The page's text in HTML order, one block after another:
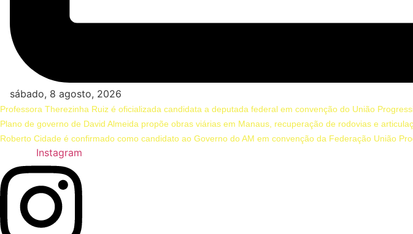
sábado, 8 agosto, 2026
Professora Therezinha Ruiz é oficializada candidata a deputada federal em convenção do União
Plano de governo de David Almeida propõe obras viárias em Manaus, recuperação de rodovias e
Roberto Cidade é confirmado como candidato ao Governo do AM em convenção da Federação União
Instagram